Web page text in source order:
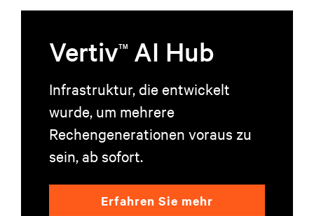
VertivTM AI Hub
Infrastruktur, die entwickelt
wurde, um mehrere
Rechengenerationen voraus zu
sein, ab sofort.
Erfahren Sie mehr